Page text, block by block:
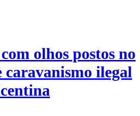
olhos postos no
caravanismo ilegal